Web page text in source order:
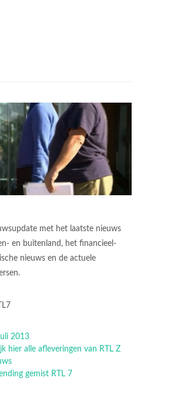
met het laatste nieuws
en buitenland, het financieel-
nieuws en de actuele
2013
hier alle afleveringen van RTL Z
gemist RTL 7